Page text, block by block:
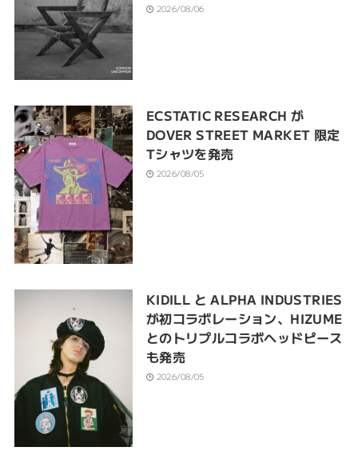
2026/08/06
ECSTATIC RESEARCH が
DOVER STREET MARKET 限定
Tシャツを発売
2026/08/05
KIDILL と ALPHA INDUSTRIES
が初コラボレーション、HIZUME
とのトリプルコラボヘッドピース
も発売
2026/08/05